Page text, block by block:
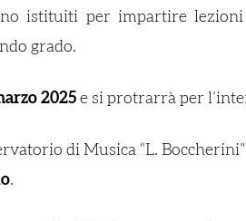
istituiti per impartire lezioni
grado.
2025 e si protrarrà per
di Musica “L.
.